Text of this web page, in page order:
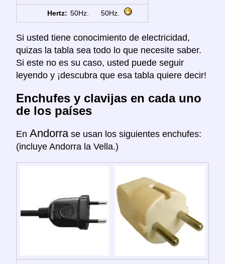
Hertz: 50Hz. 50Hz.
Si usted tiene conocimiento de electricidad,
quizas la tabla sea todo lo que necesite saber.
Si este no es su caso, usted puede seguir
leyendo y ¡descubra que esa tabla quiere decir!
Enchufes y clavijas en cada uno
de los países
En Andorra se usan los siguientes enchufes:
(incluye Andorra la Vella.)